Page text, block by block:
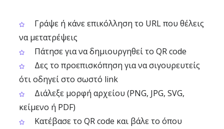
Γράψε ή κάνε επικόλληση το URL που θέλεις
να μετατρέψεις
Πάτησε για να δημιουργηθεί το QR code
Δες το προεπισκόπηση για να σιγουρευτείς
ότι οδηγεί στο σωστό link
Διάλεξε μορφή αρχείου (PNG, JPG, SVG,
κείμενο ή PDF)
Κατέβασε το QR code και βάλε το όπου